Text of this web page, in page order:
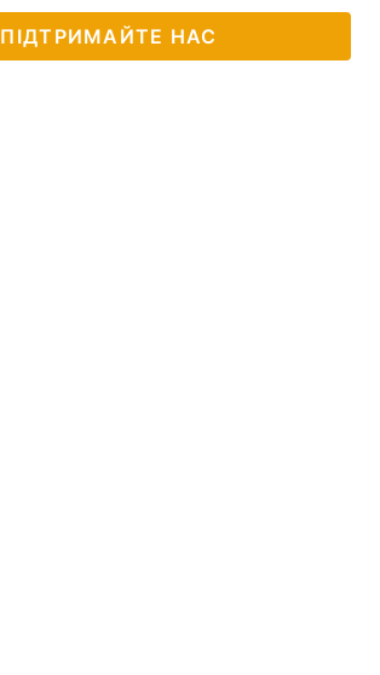
ПІДТРИМАЙТЕ НАС